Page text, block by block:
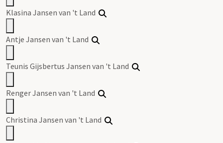
Klasina Jansen van 't Land
Antje Jansen van 't Land
Teunis Gijsbertus Jansen van 't Land
Renger Jansen van 't Land
Christina Jansen van 't Land